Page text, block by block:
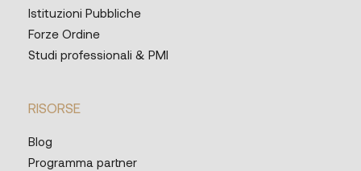
Istituzioni Pubbliche
Forze Ordine
Studi professionali & PMI
RISORSE
Blog
Programma partner